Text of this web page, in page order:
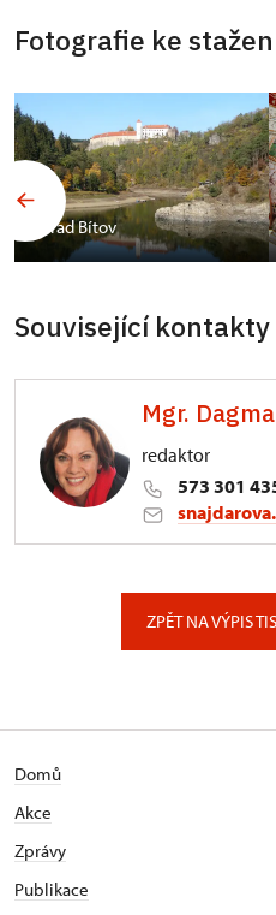
Fotografie ke
Hrad Bítov
Související kontakty
Mgr.
redaktor
573 301
ZPĚT NA VÝPIS
Domů
Akce
Zprávy
Publikace